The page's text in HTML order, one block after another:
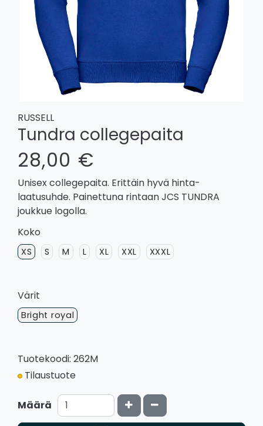
RUSSELL
Tundra collegepaita
28,00 €
Unisex collegepaita. Erittäin hyvä hinta-
laatusuhde. Painettuna rintaan JCS TUNDRA
joukkue logolla.
Koko
XS S M L XL XXL XXXL
Värit
Bright royal
Tuotekoodi: 262M
Tilaustuote
Määrä Kasvata määrää
Vähennä määrää